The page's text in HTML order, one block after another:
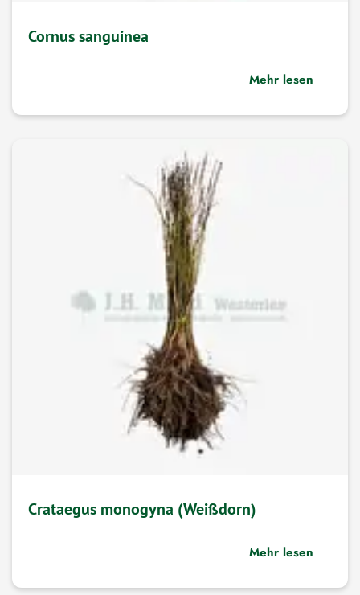
Cornus sanguinea
Mehr lesen
Crataegus monogyna (Weißdorn)
Mehr lesen